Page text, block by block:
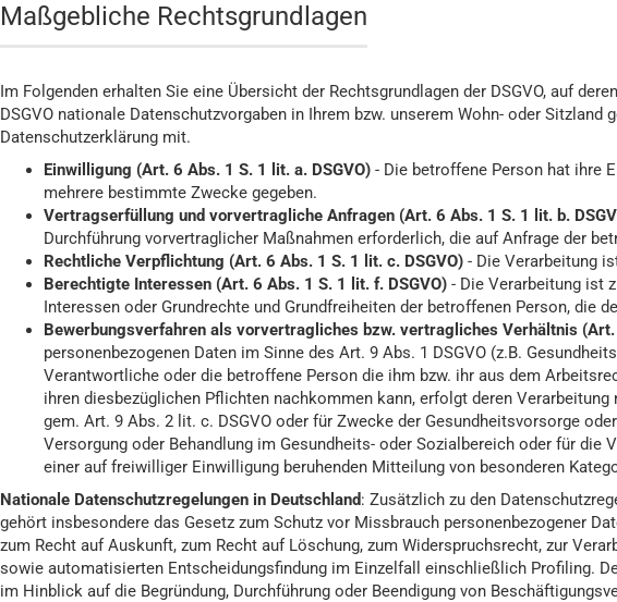
Maßgebliche Rechtsgrundlagen
Im Folgenden erhalten Sie eine Übersicht der Rechtsgrundlagen der DSGVO, auf
DSGVO nationale Datenschutzvorgaben in Ihrem bzw. unserem Wohn- oder
Datenschutzerklärung mit.
Einwilligung (Art. 6 Abs. 1 S. 1 lit. a. DSGVO) - Die betroffene Person hat ihre
mehrere bestimmte Zwecke gegeben.
Vertragserfüllung und vorvertragliche Anfragen (Art. 6 Abs. 1 S. 1 lit. b.
Durchführung vorvertraglicher Maßnahmen erforderlich, die auf Anfrage der
Rechtliche Verpflichtung (Art. 6 Abs. 1 S. 1 lit. c. DSGVO) - Die Verarbeitung
Berechtigte Interessen (Art. 6 Abs. 1 S. 1 lit. f. DSGVO) - Die Verarbeitung ist
Interessen oder Grundrechte und Grundfreiheiten der betroffenen Person, die
Bewerbungsverfahren als vorvertragliches bzw. vertragliches Verhältnis (Art.
personenbezogenen Daten im Sinne des Art. 9 Abs. 1 DSGVO (z.B.
Verantwortliche oder die betroffene Person die ihm bzw. ihr aus dem
ihren diesbezüglichen Pflichten nachkommen kann, erfolgt deren
gem. Art. 9 Abs. 2 lit. c. DSGVO oder für Zwecke der Gesundheitsvorsorge
Versorgung oder Behandlung im Gesundheits- oder Sozialbereich oder für die
einer auf freiwilliger Einwilligung beruhenden Mitteilung von besonderen
Nationale Datenschutzregelungen in Deutschland: Zusätzlich zu den
gehört insbesondere das Gesetz zum Schutz vor Missbrauch personenbezogener
zum Recht auf Auskunft, zum Recht auf Löschung, zum Widerspruchsrecht, zur
sowie automatisierten Entscheidungsfindung im Einzelfall einschließlich Profiling.
im Hinblick auf die Begründung, Durchführung oder Beendigung von